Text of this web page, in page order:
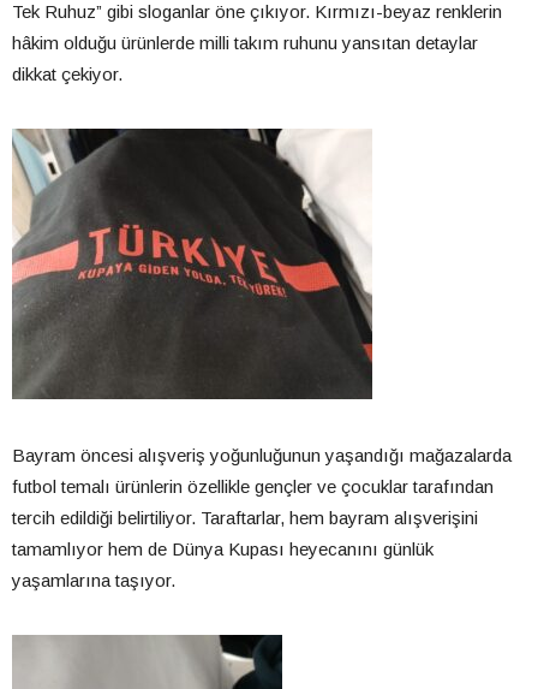
Tek Ruhuz” gibi sloganlar öne çıkıyor. Kırmızı-beyaz renklerin
hâkim olduğu ürünlerde milli takım ruhunu yansıtan detaylar
dikkat çekiyor.
Bayram öncesi alışveriş yoğunluğunun yaşandığı mağazalarda
futbol temalı ürünlerin özellikle gençler ve çocuklar tarafından
tercih edildiği belirtiliyor. Taraftarlar, hem bayram alışverişini
tamamlıyor hem de Dünya Kupası heyecanını günlük
yaşamlarına taşıyor.